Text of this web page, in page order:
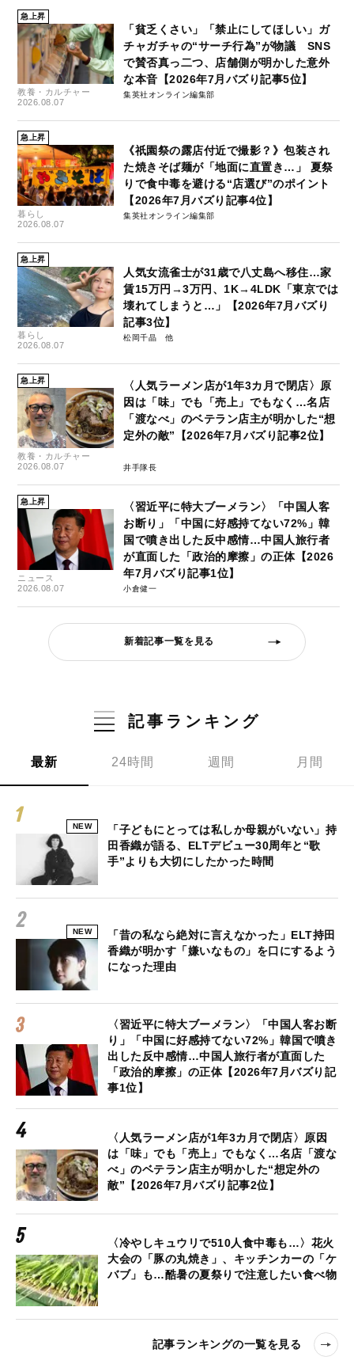
急上昇
教養・カルチャー
2026.08.07
「貧乏くさい」「禁止にしてほしい」ガ
チャガチャの“サーチ行為”が物議 SNS
で賛否真っ二つ、店舗側が明かした意外
な本音【2026年7月バズり記事5位】
集英社オンライン編集部
急上昇
暮らし
2026.08.07
《祇園祭の露店付近で撮影？》包装され
た焼きそば麺が「地面に直置き…」 夏祭
りで食中毒を避ける“店選び”のポイント
【2026年7月バズり記事4位】
集英社オンライン編集部
急上昇
暮らし
2026.08.07
人気女流雀士が31歳で八丈島へ移住…家
賃15万円→3万円、1K→4LDK「東京では
壊れてしまうと…」【2026年7月バズり
記事3位】
松岡千晶
急上昇
教養・カルチャー
2026.08.07
〈人気ラーメン店が1年3カ月で閉店〉原
因は「味」でも「売上」でもなく…名店
「渡なべ」のベテラン店主が明かした“想
定外の敵”【2026年7月バズり記事2位】
井手隊長
急上昇
ニュース
2026.08.07
〈習近平に特大ブーメラン〉「中国人客
お断り」「中国に好感持てない72%」韓
国で噴き出した反中感情…中国人旅行者
が直面した「政治的摩擦」の正体【2026
年7月バズり記事1位】
小倉健一
新着記事一覧を見る
記事ランキング
最新 24時間 週間 月間
NEW
「子どもにとっては私しか母親がいない」持
田香織が語る、ELTデビュー30周年と“歌
手”よりも大切にしたかった時間
NEW
「昔の私なら絶対に言えなかった」ELT持田
香織が明かす「嫌いなもの」を口にするよう
になった理由
〈習近平に特大ブーメラン〉「中国人客お断
り」「中国に好感持てない72%」韓国で噴き
出した反中感情…中国人旅行者が直面した
「政治的摩擦」の正体【2026年7月バズり記
事1位】
〈人気ラーメン店が1年3カ月で閉店〉原因
は「味」でも「売上」でもなく…名店「渡な
べ」のベテラン店主が明かした“想定外の
敵”【2026年7月バズり記事2位】
〈冷やしキュウリで510人食中毒も…〉花火
大会の「豚の丸焼き」、キッチンカーの「ケ
バブ」も…酷暑の夏祭りで注意したい食べ物
記事ランキングの一覧を見る